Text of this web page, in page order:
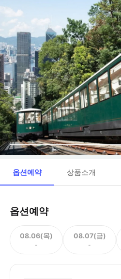
옵션예약 상품소개
옵션예약
08.06(목)
-
08.07(금)
-